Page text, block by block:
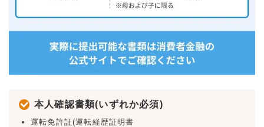
本人確認書類(いずれか必須)
運転免許証(運転経歴証明書